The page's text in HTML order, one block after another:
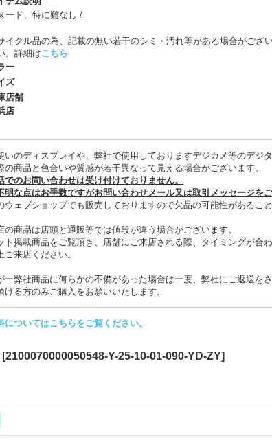
ード、特に難なし /
イクル品の為、記載の無い若干のシミ・汚れ等がある場合がござ
。詳細はこちら
ー
ズ
店舗
店
いのディスプレイや、弊社で使用しておりますデジカメ等のデジ
の商品と色合いや質感が若干異なって見える場合がございます。
でのお問い合わせは受け付けておりません。
明な点はお手数ですがお問い合わせメール又は取引メッセージをご
ウェブショップでも販売しておりますので欠品の可能性があるこ
の商品は店頭と通販等では値段が違う場合がございます。
ト掲載商品をご覧頂き、店舗にご来店される際、タイミングが合
ご来店ください。
一弊社商品に何らかの不備があった場合は一度、弊社にご返送を
ける方のみご購入をお願いいたします。
についてはこちらをご覧ください。
[2100070000050548-Y-25-10-01-090-YD-ZY]